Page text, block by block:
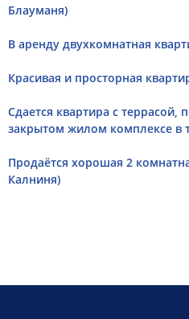
Блауманя)
В аренду двухкомнатная
Красивая и просторная
Сдается квартира с
закрытом жилом комплексе в
Продаётся хорошая 2
Калниня)